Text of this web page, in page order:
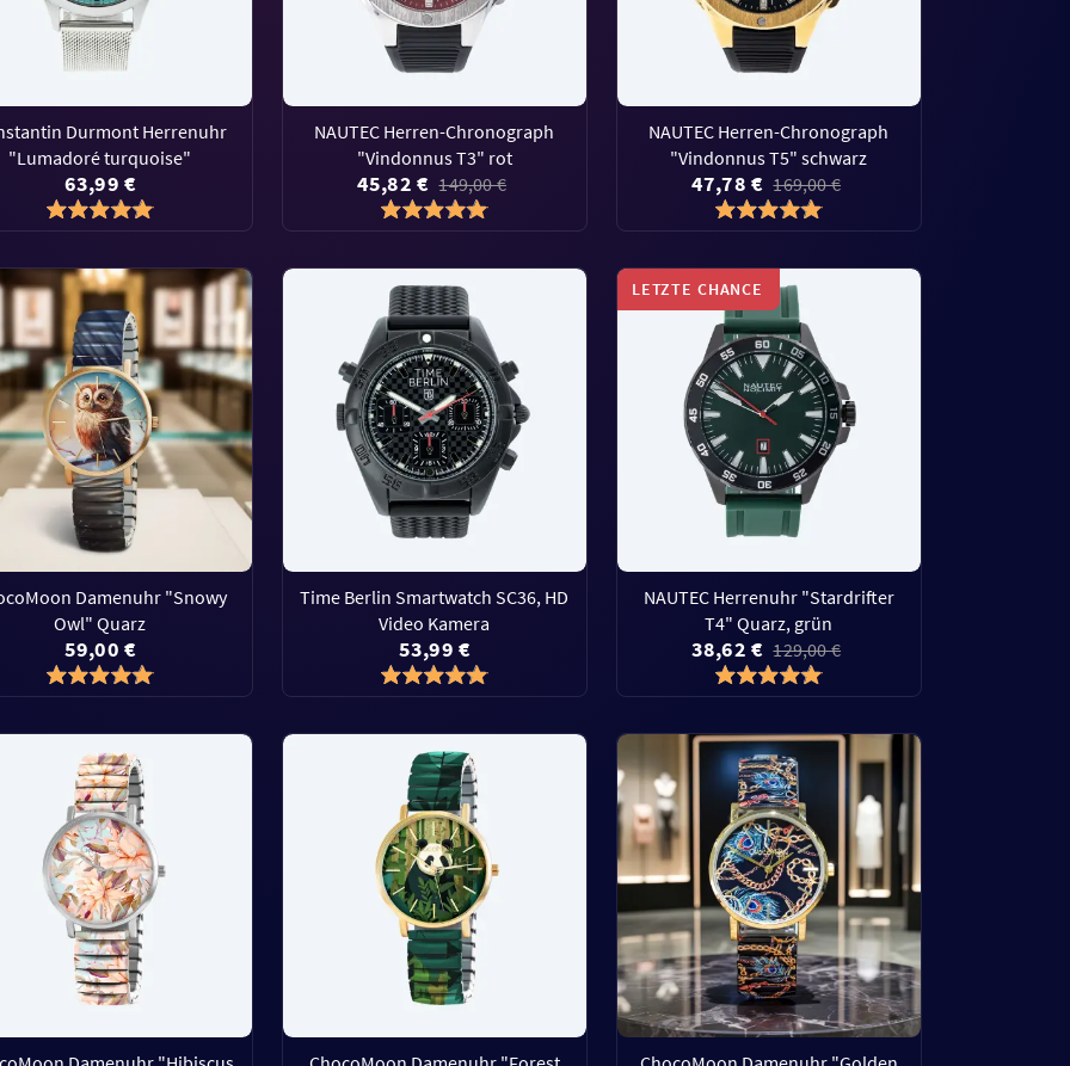
Durmont Herrenuhr
"Lumadoré turquoise"
63,99 €
NAUTEC Herren-Chronograph
"Vindonnus T3" rot
45,82 € 149,00 €
NAUTEC Herren-Chronograph
"Vindonnus T5" schwarz
47,78 € 169,00 €
Damenuhr "Snowy
Owl" Quarz
59,00 €
Time Berlin Smartwatch SC36, HD
Video Kamera
53,99 €
LETZTE CHANCE
NAUTEC Herrenuhr "Stardrifter
T4" Quarz, grün
38,62 € 129,00 €